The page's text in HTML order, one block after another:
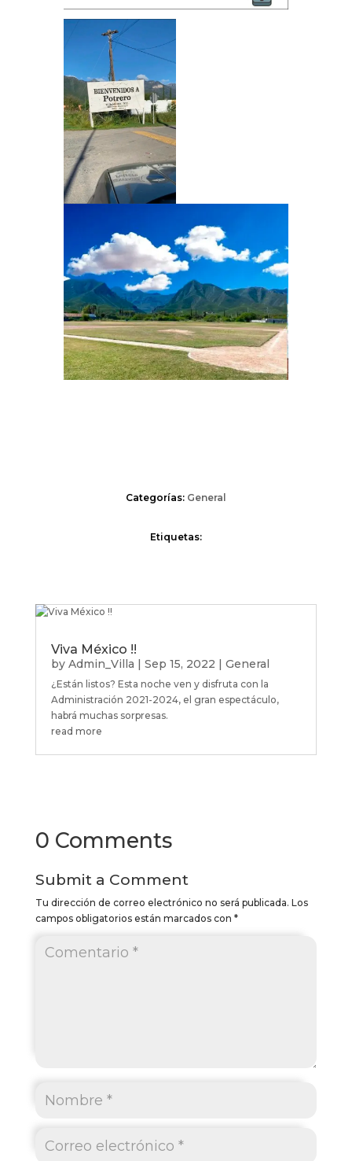
Categorías: General
Etiquetas:
Viva México !!
by Admin_Villa Sep 15, 2022 General
¿Están listos? Esta noche ven y disfruta con la
Administración 2021-2024, el gran espectáculo,
habrá muchas sorpresas.
read more
0 Comments
Submit a Comment
Tu dirección de correo electrónico no será publicada. Los
campos obligatorios están marcados con *